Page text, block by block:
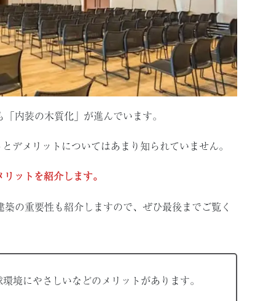
内装の木質化」が進んでいます。
デメリットについてはあまり知られていません。
ットを紹介します。
の重要性も紹介しますので、ぜひ最後までご覧く
境にやさしいなどのメリットがあります。